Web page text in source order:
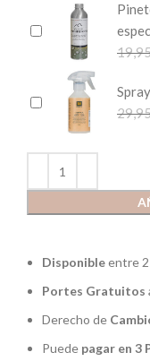
Disponibleentre
Portes Gratuitos
Derecho de
Puede pagar en 3